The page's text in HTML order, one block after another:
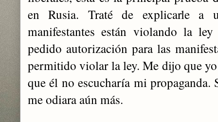
en Rusia. Traté de explicarle a
manifestantes están violando la
pedido autorización para las
permitido violar la ley. Me dijo que
que él no escucharía mi
me odiara aún más.